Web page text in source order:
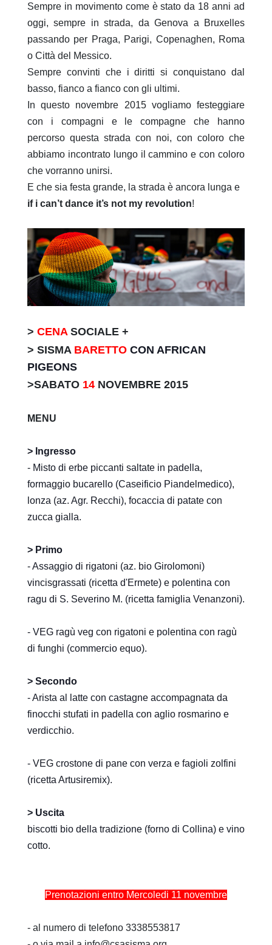
Sempre in movimento come è stato da 18 anni ad
oggi, sempre in strada, da Genova a Bruxelles
passando per Praga, Parigi, Copenaghen, Roma
o Città del Messico.
Sempre convinti che i diritti si conquistano dal
basso, fianco a fianco con gli ultimi.
In questo novembre 2015 vogliamo festeggiare
con i compagni e le compagne che hanno
percorso questa strada con noi, con coloro che
abbiamo incontrato lungo il cammino e con coloro
che vorranno unirsi.
E che sia festa grande, la strada è ancora lunga e
if i can’t dance it’s not my revolution!
> CENA SOCIALE +
> SISMA BARETTO CON AFRICAN
PIGEONS
>SABATO 14 NOVEMBRE 2015
MENU
> Ingresso
- Misto di erbe piccanti saltate in padella,
formaggio bucarello (Caseificio Piandelmedico),
lonza (az. Agr. Recchi), focaccia di patate con
zucca gialla.
> Primo
- Assaggio di rigatoni (az. bio Girolomoni)
vincisgrassati (ricetta d'Ermete) e polentina con
ragu di S. Severino M. (ricetta famiglia Venanzoni).
- VEG ragù veg con rigatoni e polentina con ragù
di funghi (commercio equo).
> Secondo
- Arista al latte con castagne accompagnata da
finocchi stufati in padella con aglio rosmarino e
verdicchio.
- VEG crostone di pane con verza e fagioli zolfini
(ricetta Artusiremix).
> Uscita
biscotti bio della tradizione (forno di Collina) e vino
cotto.
Prenotazioni entro Mercoledi 11 novembre
- al numero di telefono 3338553817